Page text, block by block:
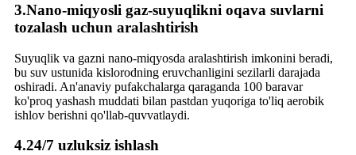
3.Nano-miqyosli gaz-suyuqlikni oqava suvlarni
tozalash uchun aralashtirish
Suyuqlik va gazni nano-miqyosda aralashtirish imkonini beradi,
bu suv ustunida kislorodning eruvchanligini sezilarli darajada
oshiradi. An'anaviy pufakchalarga qaraganda 100 baravar
ko'proq yashash muddati bilan pastdan yuqoriga to'liq aerobik
ishlov berishni qo'llab-quvvatlaydi.
4.24/7 uzluksiz ishlash